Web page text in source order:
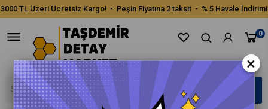
3000 TL Üzeri Ücretsiz Kargo! - Peşin Fiyatına 2 taksit - % 5 Havale İndirimi
0
×